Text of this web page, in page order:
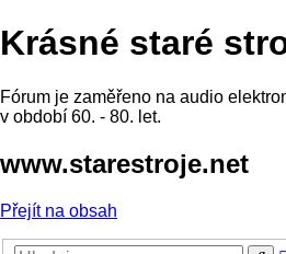
Krásné staré
Fórum je zaměřeno na audio
v období 60. - 80. let.
www.starestroje.net
Přejít na obsah